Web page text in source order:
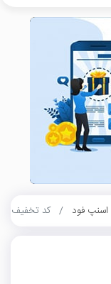
اسنپ فود کد تخفیف 30 هزار تومانی اولین خرید لبنیات اسنپ فود